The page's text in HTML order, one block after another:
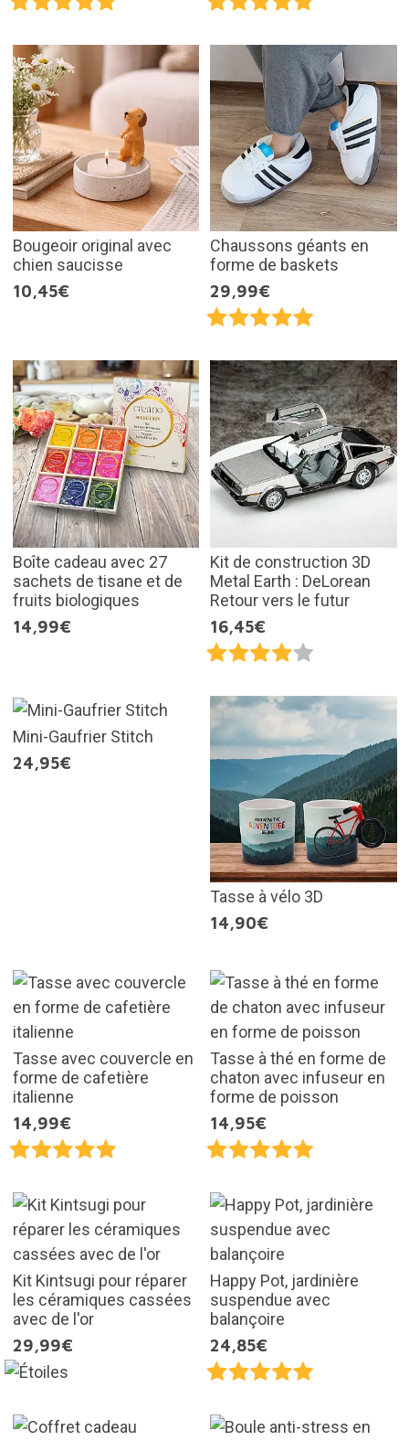
Bougeoir original avec
chien saucisse
10,45€
Chaussons géants en
forme de baskets
29,99€
Boîte cadeau avec 27
sachets de tisane et de
fruits biologiques
14,99€
Kit de construction 3D
Metal Earth : DeLorean
Retour vers le futur
16,45€
Mini-Gaufrier Stitch
24,95€
Tasse à vélo 3D
14,90€
Tasse avec couvercle en
forme de cafetière
italienne
14,99€
Tasse à thé en forme de
chaton avec infuseur en
forme de poisson
14,95€
Kit Kintsugi pour réparer
les céramiques cassées
avec de l'or
29,99€
Happy Pot, jardinière
suspendue avec
balançoire
24,85€